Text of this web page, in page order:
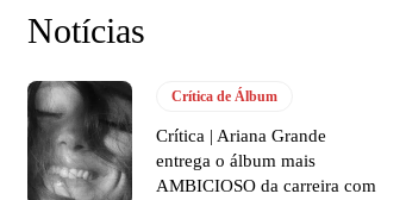
Notícias
Crítica de Álbum
Crítica | Ariana Grande
entrega o álbum mais
AMBICIOSO da carreira com